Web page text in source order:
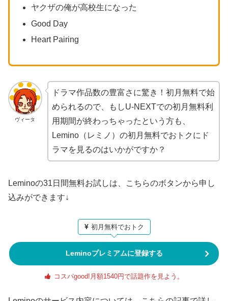
ヤクザの俺が高校生になった
Good Day
Heart Pairing
ヴィータ
ドラマ作品数の豊富さに驚き！初月無料で始
められるので、もしU-NEXTでの初月無料利
用期間が終わっちゃったという方も、
Lemino（レミノ）の初月無料でおトクにド
ラマを見るのはいかがですか？
Leminoの31日間無料お試しは、こちらのボタンから申し
込みができます↓
初月無料でおトク
Leminoプレミアムに登録する
コスパgood!月額1540円で話題作を見よう。